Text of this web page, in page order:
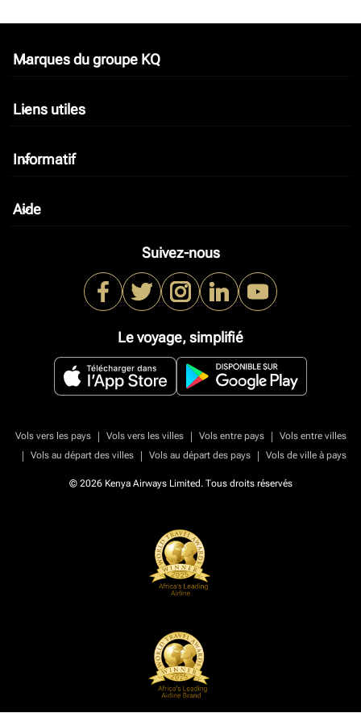
Marques du groupe KQ
keyboard_arrow_down
Liens utiles
keyboard_arrow_down
Informatif
keyboard_arrow_down
Aide
keyboard_arrow_down
Suivez-nous
Le voyage, simplifié
Vols vers les pays | Vols vers les villes | Vols entre pays |
Vols entre villes
|
Vols au départ des villes | Vols au départ des pays | Vols de ville à pays
© 2026 Kenya Airways Limited. Tous droits réservés